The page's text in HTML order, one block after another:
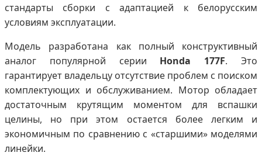
стандарты сборки с адаптацией к белорусским
условиям эксплуатации.
Модель разработана как полный конструктивный
аналог популярной серии Honda 177F. Это
гарантирует владельцу отсутствие проблем с поиском
комплектующих и обслуживанием. Мотор обладает
достаточным крутящим моментом для вспашки
целины, но при этом остается более легким и
экономичным по сравнению с «старшими» моделями
линейки.